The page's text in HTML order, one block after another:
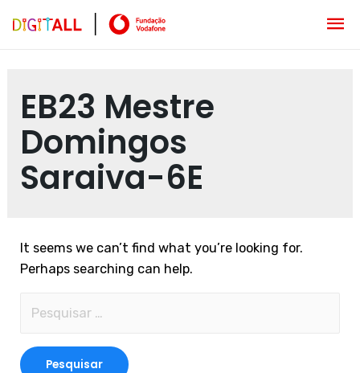
EB23 Mestre
Domingos
Saraiva-6E
It seems we can’t find what you’re looking for.
Perhaps searching can help.